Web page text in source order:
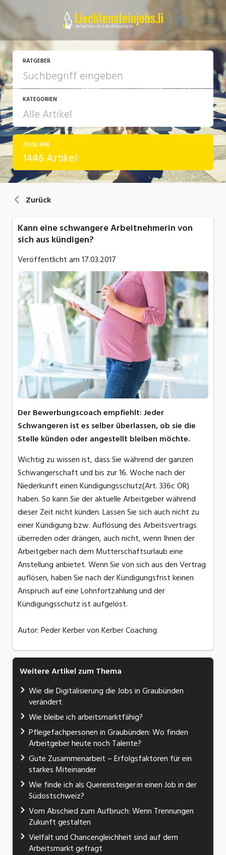
RATGEBER
KATEGORIEN
Arbeit
Ausbildung / Weiterbildung
ZEIGE MIR
1446 Artikel
Zurück
Kann eine schwangere Arbeitnehmerin von
sich aus kündigen?
Veröffentlicht am17.03.2017
Der Bewerbungscoach empfiehlt: Jeder
Schwangeren ist es selber überlassen, ob sie die
Stelle künden oder angestellt bleiben möchte.
Wichtig zu wissen ist, dass Sie während der ganzen
Schwangerschaft und bis zur 16. Woche nach der
Niederkunft einen Kündigungsschutz(Art. 336c OR)
haben. So kann Sie der aktuelle Arbeitgeber während
dieser Zeit nicht künden. Lassen Sie sich auch nicht zu
einer Kündigung bzw. Auflösung des Arbeitsvertrags
überreden oder drängen, auch nicht, wenn Ihnen der
Arbeitgeber nach dem Mutterschaftsurlaub eine
Anstellung anbietet. Wenn Sie von sich aus den Vertrag
auflösen, haben Sie nach der Kündigungsfrist keinen
Anspruch auf eine Lohnfortzahlung und der
Kündigungsschutz ist aufgelöst.
Autor: Peder Kerber von Kerber Coaching.
Weitere Artikel zum Thema
Wie die Digitalisierung die Jobs in Graubünden
verändert
Wie bleibe ich arbeitsmarktfähig?
Pflegefachpersonen in Graubünden: Wo finden
Arbeitgeber heute noch Talente?
Gute Zusammenarbeit – Erfolgsfaktoren für ein
starkes Miteinander
Wie finde ich als Quereinsteiger:in einen Job in der
Südostschweiz?
Vom Abschied zum Aufbruch: Wenn Trennungen
Zukunft gestalten
Vielfalt und Chancengleichheit sind auf dem
Arbeitsmarkt gefragt